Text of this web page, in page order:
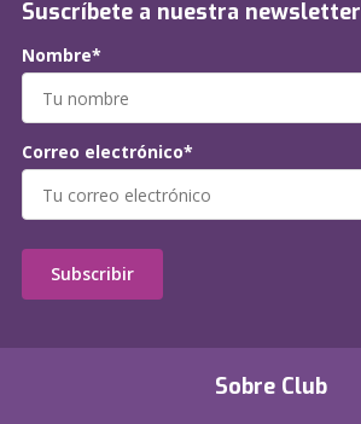
Sobre Club
Suscríbete a nuestra newsletter
Nombre*
Correo electrónico*
Subscribir